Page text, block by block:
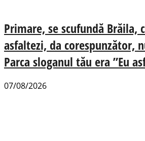
Primare, se scufundă Brăila,
asfaltezi, da corespunzător,
Parca sloganul tău era ”Eu
07/08/2026